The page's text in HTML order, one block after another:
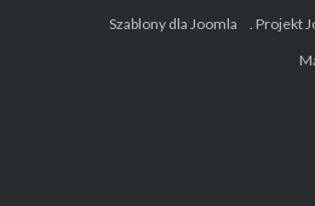
Szablony dla Joomla
. Projekt